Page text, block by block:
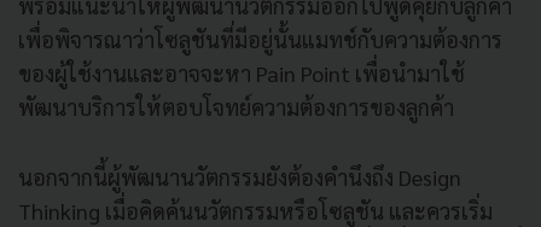
พร้อมแนะนำให้ผู้พัฒนานวัตกรรมออกไปพูดคุยกับลูกค้า
เพื่อพิจารณาว่าโซลูชันที่มีอยู่นั้นแมทช์กับความต้องการ
ของผู้ใช้งานและอาจจะหา Pain Point เพื่อนำมาใช้
พัฒนาบริการให้ตอบโจทย์ความต้องการของลูกค้า
นอกจากนี้ผู้พัฒนานวัตกรรมยังต้องคำนึงถึง Design
Thinking เมื่อคิดค้นนวัตกรรมหรือโซลูชัน และควรเริ่ม